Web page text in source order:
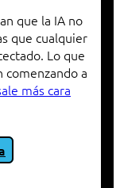
que la IA no
que cualquier
Lo que
a
más cara